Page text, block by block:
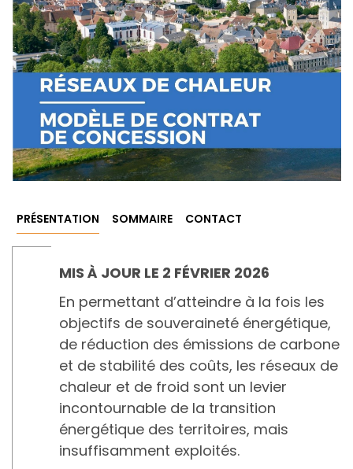
PRÉSENTATION SOMMAIRE CONTACT
MIS À JOUR LE 2 FÉVRIER 2026
En permettant d’atteindre à la fois les
objectifs de souveraineté énergétique,
de réduction des émissions de carbone
et de stabilité des coûts, les réseaux de
chaleur et de froid sont un levier
incontournable de la transition
énergétique des territoires, mais
insuffisamment exploités.